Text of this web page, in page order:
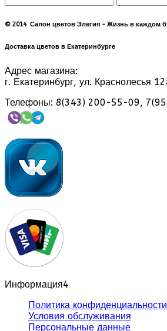
© 2014 Салон цветов Элегия - Жизнь в каждом
Доставка цветов в Екатеринбурге
Адрес магазина:
г. Екатеринбург, ул. Краснолесья
Телефоны: 8(343) 200-55-09,
Информация4
Политика конфиденциальности
Условия обслуживания
Персональные данные